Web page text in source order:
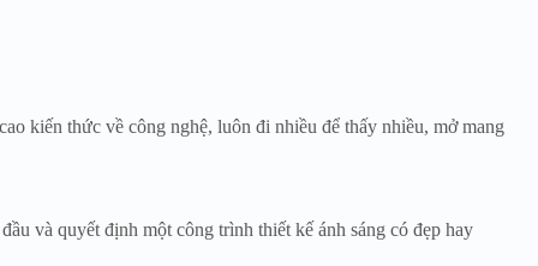
kiến thức về công nghệ, luôn đi nhiều để thấy nhiều, mở mang
và quyết định một công trình thiết kế ánh sáng có đẹp hay